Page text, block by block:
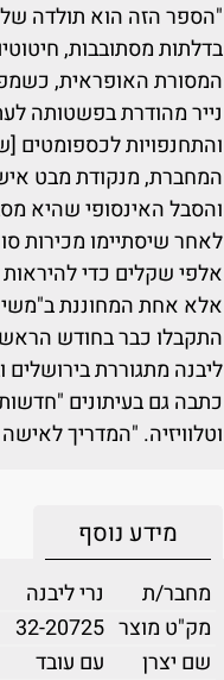
"הספר הזה הוא תולדה של
בדלתות מסתובבות,
המסורת האופראית,
נייר מהודרת בפשטותה
והתחנפויות לכספומטים
המחברת, מנקודת מבט
והסבל האינסופי שהיא
לאחר שיסתיימו מכירות
אלפי שקלים כדי
אלא אחת המחוננת
התקבלו כבר בחודש
ליבנה מתגוררת
כתבה גם בעיתונים
וטלוויזיה. "המדריך
מידע נוסף
מחבר/ת
נרי ליבנה
מק"ט מוצר 32-20725
שם יצרן
עם עובד